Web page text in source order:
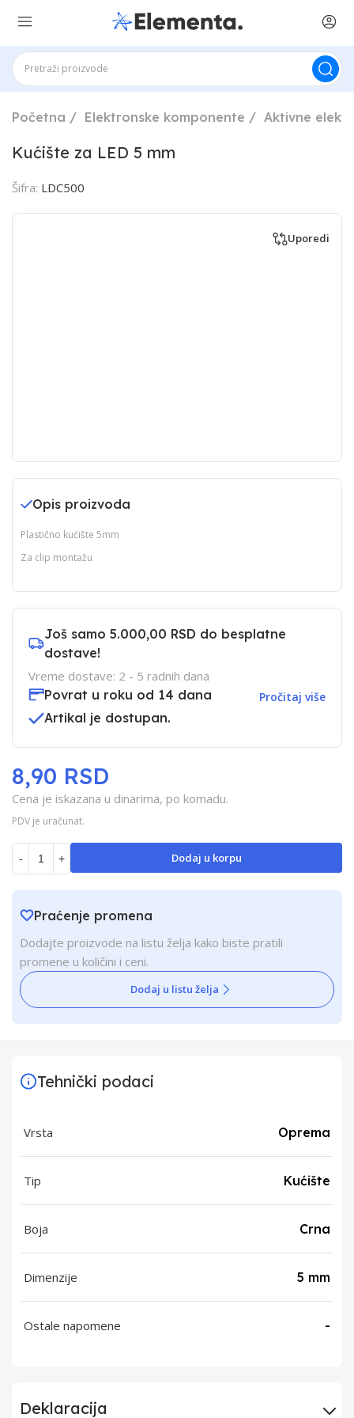
Početna Elektronske komponente Aktivne
Kućište za LED 5 mm
Šifra: LDC500
Uporedi
Opis proizvoda
Plastično kućište 5mm
Za clip montažu
Još samo 5.000,00 RSD do besplatne
dostave!
Vreme dostave: 2 - 5 radnih dana
Povrat u roku od 14 dana
Pročitaj više
Artikal je dostupan.
Cena je iskazana u dinarima, po komadu.
PDV je uračunat.
8,90 RSD
- + Dodaj u korpu
Praćenje promena
Dodajte proizvode na listu želja kako biste pratili
promene u količini i ceni.
Dodaj u listu želja
Tehnički podaci
Vrsta Oprema
Tip Kućište
Boja Crna
Dimenzije 5 mm
Ostale napomene -
Deklaracija